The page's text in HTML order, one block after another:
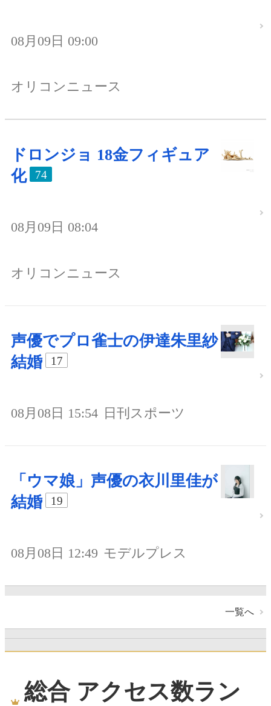
08月09日 09:00
オリコンニュース
ドロンジョ 18金フィギュア
化
74
08月09日 08:04
オリコンニュース
声優でプロ雀士の伊達朱里紗
結婚
17
08月08日 15:54 日刊スポーツ
「ウマ娘」声優の衣川里佳が
結婚
19
08月08日 12:49 モデルプレス
一覧へ
総合 アクセス数ラン